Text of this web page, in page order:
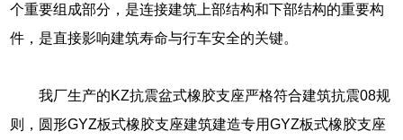
个重要组成部分，是连接建筑上部结构和下部结构的重要构
件，是直接影响建筑寿命与行车安全的关键。
我厂生产的KZ抗震盆式橡胶支座严格符合建筑抗震08规
则，圆形GYZ板式橡胶支座建筑建造专用GYZ板式橡胶支座